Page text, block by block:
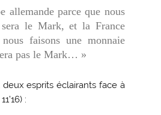
allemande parce que nous
le Mark, et la France
faisons une monnaie
pas le Mark… »
esprits éclairants face à
: